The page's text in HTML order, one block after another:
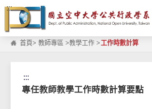
跳到主要內容區塊
:::
首頁>教師專區 >教學工作 >工作時數計算
:::
專任教師教學工作時數計算要點